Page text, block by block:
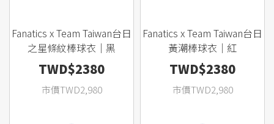
Fanatics x Team Taiwan台日
之星條紋棒球衣｜黑
TWD$2380
市價TWD2,980
Fanatics x Team Taiwan台日
黃潮棒球衣｜紅
TWD$2380
市價TWD2,980